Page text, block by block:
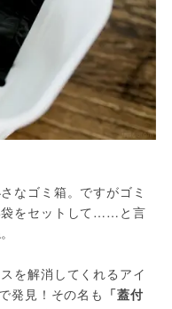
なゴミ箱。ですがゴミ
袋をセットして……と言
を解消してくれるアイ
発見！その名も 「蓋付